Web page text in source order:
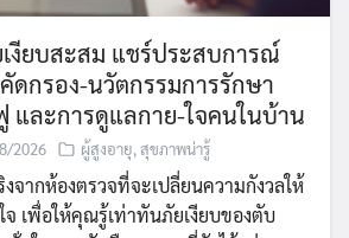
เงียบสะสม แชร์ประสบการณ์
ดกรอง-นวัตกรรมการรักษา
และการดูแลกาย-ใจคนในบ้าน
2026 ผู้สูงอายุ,สุขภาพน่ารู้
จากห้องตรวจที่จะเปลี่ยนความกังวลให้
จ เพื่อให้คุณรู้เท่าทันภัยเงียบของตับ